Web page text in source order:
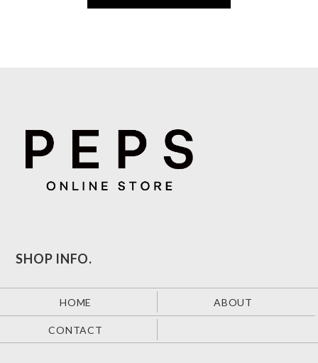
SHOP INFO.
HOME ABOUT
CONTACT